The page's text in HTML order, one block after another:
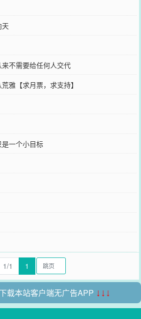
天
不需要给任何人交代
雅【求月票，求支持】
一个小目标
1/1 1
载本站客户端无广告APP ↓↓↓